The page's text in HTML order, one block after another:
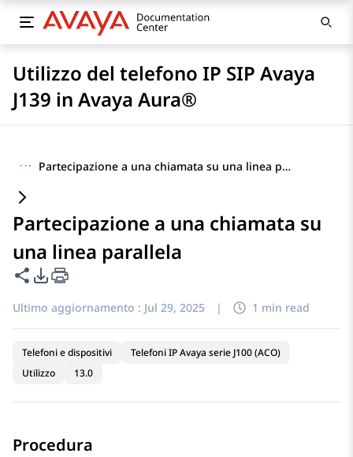
Utilizzo del telefono IP SIP Avaya
J139 in Avaya Aura®
··· Partecipazione a una chiamata su una linea parallela
Partecipazione a una chiamata su
una linea parallela
Condividi questa pagina
Opzioni di esportazione PDF
Ultimo aggiornamento : Jul 29, 2025 | 1 min read
Telefoni e dispositivi
Telefoni IP Avaya serie J100 (ACO)
Utilizzo
13.0
Procedura